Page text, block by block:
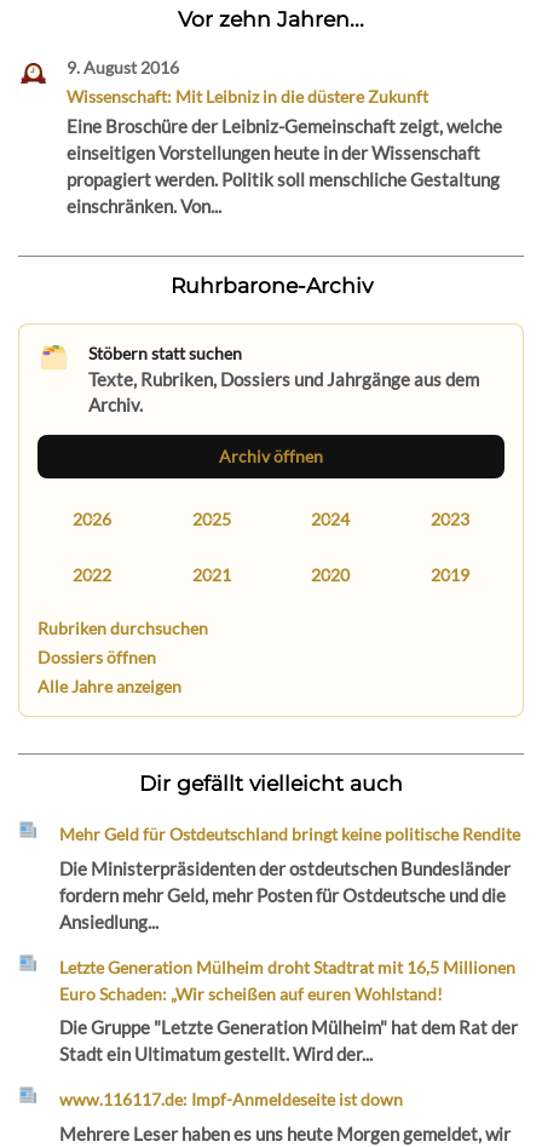
Vor zehn Jahren...
9. August 2016
Wissenschaft: Mit Leibniz in die düstere Zukunft
Eine Broschüre der Leibniz-Gemeinschaft zeigt, welche
einseitigen Vorstellungen heute in der Wissenschaft
propagiert werden. Politik soll menschliche Gestaltung
einschränken. Von...
Ruhrbarone-Archiv
Stöbern statt suchen
Texte, Rubriken, Dossiers und Jahrgänge aus dem
Archiv.
Archiv öffnen
2026 2025 2024 2023
2022 2021 2020 2019
Rubriken durchsuchen
Dossiers öffnen
Alle Jahre anzeigen
Dir gefällt vielleicht auch
Mehr Geld für Ostdeutschland bringt keine politische Rendite
Die Ministerpräsidenten der ostdeutschen Bundesländer
fordern mehr Geld, mehr Posten für Ostdeutsche und die
Ansiedlung...
Letzte Generation Mülheim droht Stadtrat mit 16,5 Millionen
Euro Schaden: „Wir scheißen auf euren Wohlstand!
Die Gruppe "Letzte Generation Mülheim" hat dem Rat der
Stadt ein Ultimatum gestellt. Wird der...
www.116117.de: Impf-Anmeldeseite ist down
Mehrere Leser haben es uns heute Morgen gemeldet, wir